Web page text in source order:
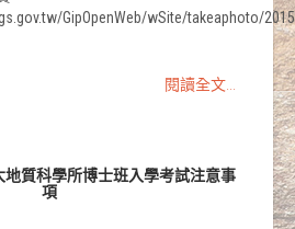
GipOpenWeb/wSite/takeaphoto/
閱讀全文...
質科學所博士班入學考試注意事
項